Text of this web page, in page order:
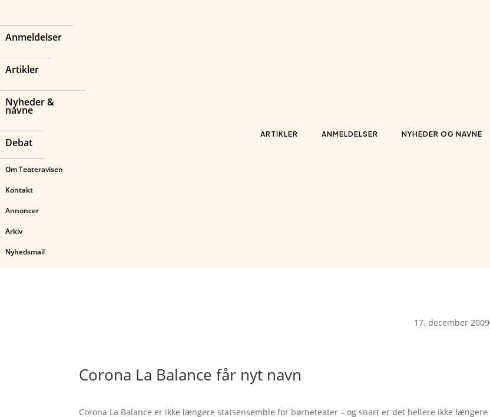
Anmeldelser
Artikler
Nyheder &
navne
Debat
Om Teateravisen
Kontakt
Annoncer
Arkiv
Nyhedsmail
ARTIKLER ANMELDELSER NYHEDER OG NAVNE
17. december 2009
Corona La Balance får nyt navn
Corona La Balance er ikke længere statsensemble for børneteater – og snart er det hellere ikke længere